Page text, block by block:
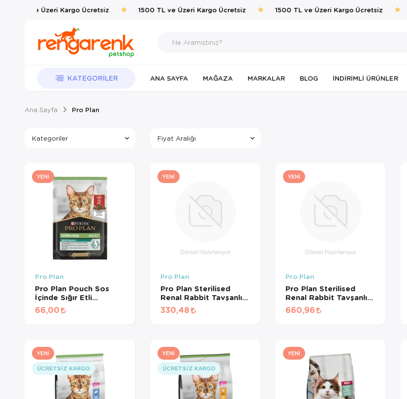
TL ve Üzeri Kargo Ücretsiz 1500 TL ve Üzeri Kargo Ücretsiz 1500 TL ve Üzeri Kargo Ücretsiz
KATEGORILER ANA SAYFA MAĞAZA MARKALAR BLOG İNDIRIMLI ÜRÜNLER
Ana Sayfa Pro Plan
Kategoriler Fiyat Aralığı
YENI
Pro Plan
Pro Plan Pouch Sos
İçinde Sığır Etli
Kısırlaştırılmış Kedi
Konservesi 85 Gr
66,00
YENI
Pro Plan
Pro Plan Sterilised
Renal Rabbit Tavşanlı
Kısırlaştırılmış Kedi
Maması (500 GR
330,48
YENI
Pro Plan
Pro Plan Sterilised
Renal Rabbit Tavşanlı
Kısırlaştırılmış Kedi
Maması (1 KG
660,96
YENI
ÜCRETSIZ KARGO
YENI
ÜCRETSIZ KARGO
YENI